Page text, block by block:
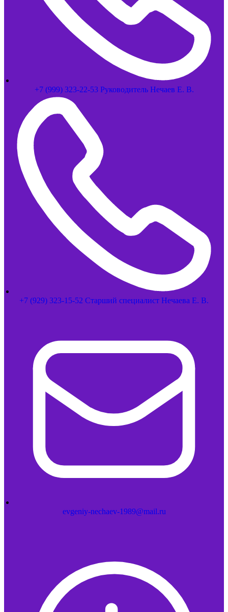
+7 (999) 323-22-53 Руководитель Нечаев Е. В.
+7 (929) 323-15-52 Старший специалист Нечаева Е. В.
evgeniy-nechaev-1989@mail.ru